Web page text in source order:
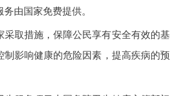
由国家免费提供。
取措施，保障公民享有安全有效的基
制影响健康的危险因素，提高疾病的预